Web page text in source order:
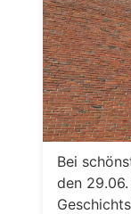
Bei
den